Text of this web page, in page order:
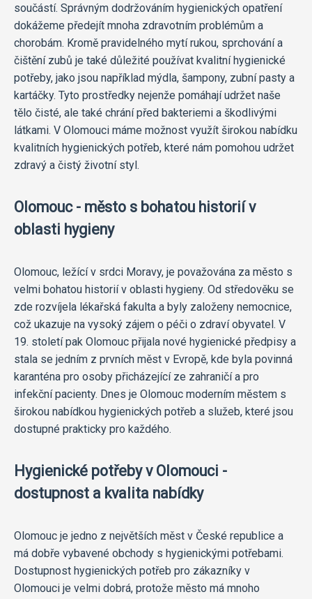
součástí. Správným dodržováním hygienických opatření
dokážeme předejít mnoha zdravotním problémům a
chorobám. Kromě pravidelného mytí rukou, sprchování a
čištění zubů je také důležité používat kvalitní hygienické
potřeby, jako jsou například mýdla, šampony, zubní pasty a
kartáčky. Tyto prostředky nejenže pomáhají udržet naše
tělo čisté, ale také chrání před bakteriemi a škodlivými
látkami. V Olomouci máme možnost využít širokou nabídku
kvalitních hygienických potřeb, které nám pomohou udržet
zdravý a čistý životní styl.
Olomouc - město s bohatou historií v
oblasti hygieny
Olomouc, ležící v srdci Moravy, je považována za město s
velmi bohatou historií v oblasti hygieny. Od středověku se
zde rozvíjela lékařská fakulta a byly založeny nemocnice,
což ukazuje na vysoký zájem o péči o zdraví obyvatel. V
19. století pak Olomouc přijala nové hygienické předpisy a
stala se jedním z prvních měst v Evropě, kde byla povinná
karanténa pro osoby přicházející ze zahraničí a pro
infekční pacienty. Dnes je Olomouc moderním městem s
širokou nabídkou hygienických potřeb a služeb, které jsou
dostupné prakticky pro každého.
Hygienické potřeby v Olomouci -
dostupnost a kvalita nabídky
Olomouc je jedno z největších měst v České republice a
má dobře vybavené obchody s hygienickými potřebami.
Dostupnost hygienických potřeb pro zákazníky v
Olomouci je velmi dobrá, protože město má mnoho